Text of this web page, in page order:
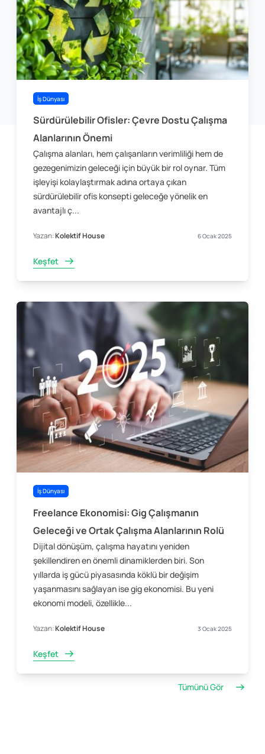
İş Dünyası
Sürdürülebilir Ofisler: Çevre Dostu Çalışma
Alanlarının Önemi
Çalışma alanları, hem çalışanların verimliliği hem de
gezegenimizin geleceği için büyük bir rol oynar. Tüm
işleyişi kolaylaştırmak adına ortaya çıkan
sürdürülebilir ofis konsepti geleceğe yönelik en
avantajlı ç...
Yazan:Kolektif House 6 Ocak 2025
Keşfet
İş Dünyası
Freelance Ekonomisi: Gig Çalışmanın
Geleceği ve Ortak Çalışma Alanlarının Rolü
Dijital dönüşüm, çalışma hayatını yeniden
şekillendiren en önemli dinamiklerden biri. Son
yıllarda iş gücü piyasasında köklü bir değişim
yaşanmasını sağlayan ise gig ekonomisi. Bu yeni
ekonomi modeli, özellikle...
Yazan:Kolektif House 3 Ocak 2025
Keşfet
Tümünü Gör